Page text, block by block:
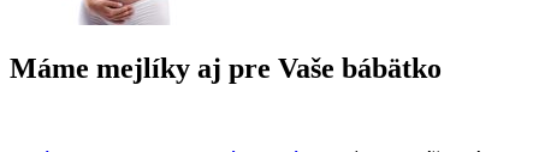
Máme mejlíky aj pre Vaše bábätko